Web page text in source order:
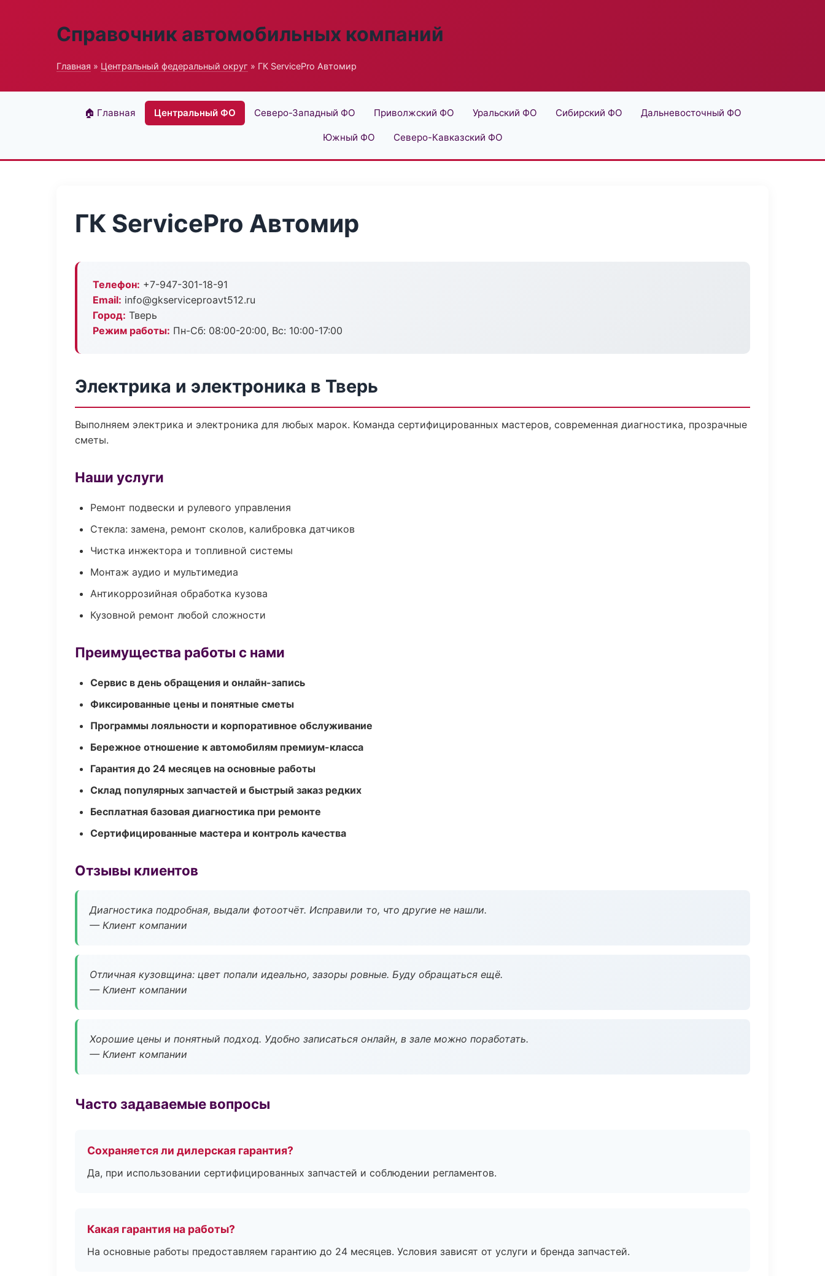
Справочник автомобильных компаний
Главная » Центральный федеральный округ » ГК ServicePro Автомир
🏠 Главная Центральный ФО Северо-Западный ФО Приволжский ФО Уральский ФО Сибирский ФО Дальневосточный ФО
Южный ФО Северо-Кавказский ФО
ГК ServicePro Автомир
Телефон: +7-947-301-18-91
Email: info@gkserviceproavt512.ru
Город: Тверь
Режим работы: Пн-Сб: 08:00-20:00, Вс: 10:00-17:00
Электрика и электроника в Тверь
Выполняем электрика и электроника для любых марок. Команда сертифицированных мастеров, современная диагностика, прозрачные
сметы.
Наши услуги
Ремонт подвески и рулевого управления
Стекла: замена, ремонт сколов, калибровка датчиков
Чистка инжектора и топливной системы
Монтаж аудио и мультимедиа
Антикоррозийная обработка кузова
Кузовной ремонт любой сложности
Преимущества работы с нами
Сервис в день обращения и онлайн-запись
Фиксированные цены и понятные сметы
Программы лояльности и корпоративное обслуживание
Бережное отношение к автомобилям премиум-класса
Гарантия до 24 месяцев на основные работы
Склад популярных запчастей и быстрый заказ редких
Бесплатная базовая диагностика при ремонте
Сертифицированные мастера и контроль качества
Отзывы клиентов
Диагностика подробная, выдали фотоотчёт. Исправили то, что другие не нашли.
— Клиент компании
Отличная кузовщина: цвет попали идеально, зазоры ровные. Буду обращаться ещё.
— Клиент компании
Хорошие цены и понятный подход. Удобно записаться онлайн, в зале можно поработать.
— Клиент компании
Часто задаваемые вопросы
Сохраняется ли дилерская гарантия?
Да, при использовании сертифицированных запчастей и соблюдении регламентов.
Какая гарантия на работы?
На основные работы предоставляем гарантию до 24 месяцев. Условия зависят от услуги и бренда запчастей.